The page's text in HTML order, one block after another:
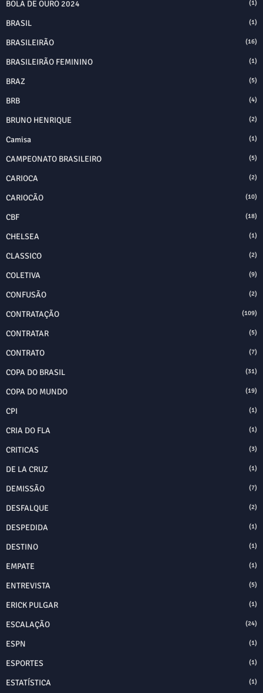
BOLA DE OURO 2024 (1)
BRASIL (1)
BRASILEIRÃO (16)
BRASILEIRÃO FEMININO (1)
BRAZ (5)
BRB (4)
BRUNO HENRIQUE (2)
Camisa (1)
CAMPEONATO BRASILEIRO (5)
CARIOCA (2)
CARIOCÃO (10)
CBF (18)
CHELSEA (1)
CLASSICO (2)
COLETIVA (9)
CONFUSÃO (2)
CONTRATAÇÃO (109)
CONTRATAR (5)
CONTRATO (7)
COPA DO BRASIL (31)
COPA DO MUNDO (19)
CPI (1)
CRIA DO FLA (1)
CRITICAS (3)
DE LA CRUZ (1)
DEMISSÃO (7)
DESFALQUE (2)
DESPEDIDA (1)
DESTINO (1)
EMPATE (1)
ENTREVISTA (5)
ERICK PULGAR (1)
ESCALAÇÃO (24)
ESPN (1)
ESPORTES (1)
ESTATÍSTICA (1)